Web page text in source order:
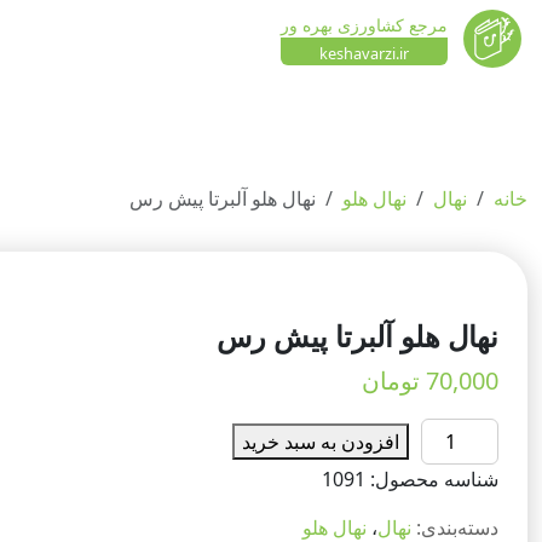
مرجع کشاورزی بهره ور
keshavarzi.ir
خانه نهال نهال هلو نهال هلو آلبرتا پیش رس
نهال هلو آلبرتا پیش رس
70,000 تومان
نهال
هلو
آلبرتا
پیش
افزودن به سبد خرید
شناسه محصول: 1091
دسته‌بندی: نهال، نهال هلو